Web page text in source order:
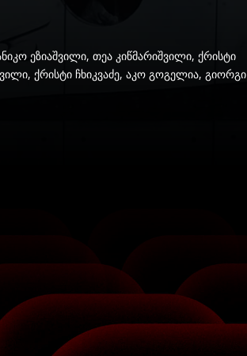
ეზიაშვილი, თეა კიწმარიშვილი, ქრისტი
ქრისტი ჩხიკვაძე, აკო გოგელია, გიორგი